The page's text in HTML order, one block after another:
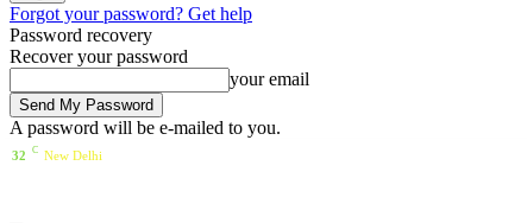
Forgot your password? Get help
Password recovery
Recover your password
your email
A password will be e-mailed to you.
32 C New Delhi